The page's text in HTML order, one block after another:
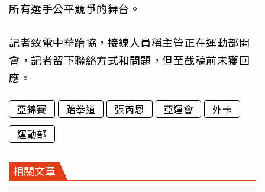
所有選手公平競爭的舞台。
記者致電中華跆協，接線人員稱主管正在運動部開
會，記者留下聯絡方式和問題，但至截稿前未獲回
應。
亞錦賽 跆拳道 張芮恩 亞運會
外卡
運動部
相關文章